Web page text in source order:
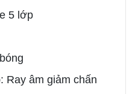
5 lớp
Ray âm giảm chấn